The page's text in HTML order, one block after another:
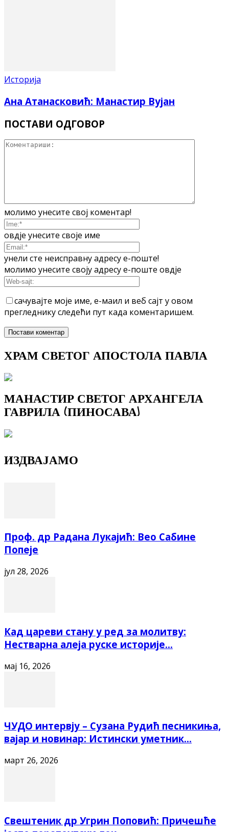
Историја
Ана Атанасковић: Манастир Вујан
ПОСТАВИ ОДГОВОР
молимо унесите свој коментар!
овдје унесите своје име
унели сте неисправну адресу е-поште!
молимо унесите своју адресу е-поште овдје
сачувајте моје име, е-маил и веб сајт у овом
прегледнику следећи пут када коментаришем.
ХРАМ СВЕТОГ АПОСТОЛА ПАВЛА
МАНАСТИР СВЕТОГ АРХАНГЕЛА
ГАВРИЛА (ПИНОСАВА)
ИЗДВАЈАМО
Проф. др Радана Лукајић: Вео Сабине
Попеје
јул 28, 2026
Кад цареви стану у ред за молитву:
Нестварна алеја руске историје...
мај 16, 2026
ЧУДО интервју – Сузана Рудић песникиња,
вајар и новинар: Истински уметник...
март 26, 2026
Свештеник др Угрин Поповић: Причешће